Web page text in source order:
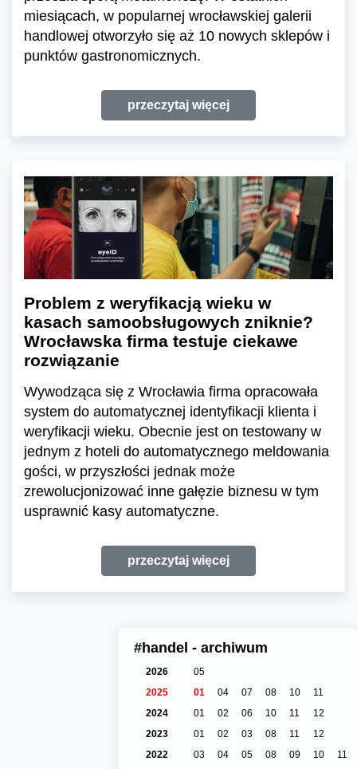
miesiącach, w popularnej wrocławskiej galerii
handlowej otworzyło się aż 10 nowych sklepów i
punktów gastronomicznych.
przeczytaj więcej
Problem z weryfikacją wieku w
kasach samoobsługowych zniknie?
Wrocławska firma testuje ciekawe
rozwiązanie
Wywodząca się z Wrocławia firma opracowała
system do automatycznej identyfikacji klienta i
weryfikacji wieku. Obecnie jest on testowany w
jednym z hoteli do automatycznego meldowania
gości, w przyszłości jednak może
zrewolucjonizować inne gałęzie biznesu w tym
usprawnić kasy automatyczne.
przeczytaj więcej
#handel - archiwum
2026
05
2025
01 04 07 08 10
11
2024
01 02 06 10 11
12
2023
01 02 03 08 11
12
2022
03 04 05 08 09 10 11